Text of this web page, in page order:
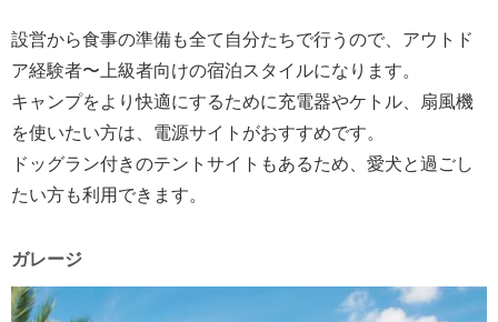
設営から食事の準備も全て自分たちで行うので、アウトド
ア経験者〜上級者向けの宿泊スタイルになります。
キャンプをより快適にするために充電器やケトル、扇風機
を使いたい方は、電源サイトがおすすめです。
ドッグラン付きのテントサイトもあるため、愛犬と過ごし
たい方も利用できます。
ガレージ